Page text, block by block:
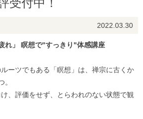
受付中！
2022.03.30
れ」 瞑想で"すっきり"体感講座
ルーツでもある「瞑想」は、禅宗に古くか
。
け、評価をせず、とらわれのない状態で観